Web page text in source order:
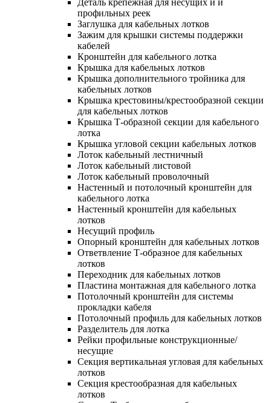
профильных реек
Заглушка для кабельных лотков
Зажим для крышки системы поддержки
кабелей
Кронштейн для кабельного лотка
Крышка для кабельных лотков
Крышка дополнительного тройника для
кабельных лотков
Крышка крестовины/крестообразной секции
для кабельных лотков
Крышка Т-образной секции для кабельного
лотка
Крышка угловой секции кабельных лотков
Лоток кабельный лестничный
Лоток кабельный листовой
Лоток кабельный проволочный
Настенный и потолочный кронштейн для
кабельного лотка
Настенный кронштейн для кабельных
лотков
Несущий профиль
Опорный кронштейн для кабельных лотков
Ответвление Т-образное для кабельных
лотков
Переходник для кабельных лотков
Пластина монтажная для кабельного лотка
Потолочный кронштейн для системы
прокладки кабеля
Потолочный профиль для кабельных лотков
Разделитель для лотка
Рейки профильные конструкционные/
несущие
Секция вертикальная угловая для кабельных
лотков
Секция крестообразная для кабельных
лотков